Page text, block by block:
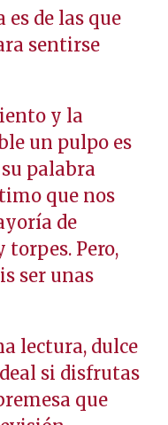
de las que
sentirse
y la
un pulpo es
su palabra
que nos
de
torpes. Pero,
ser unas
lectura, dulce
si disfrutas
que